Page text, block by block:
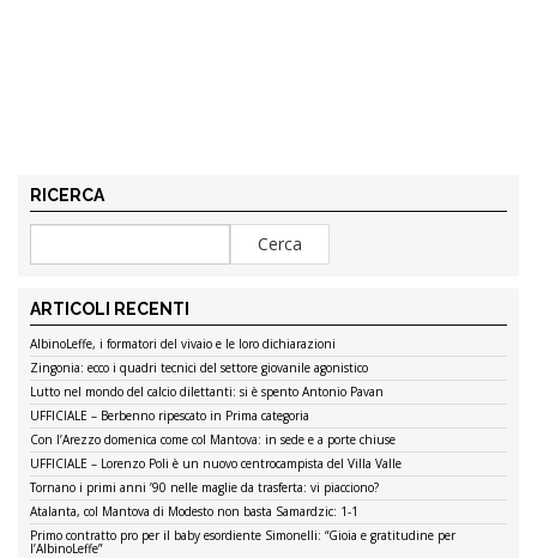
RICERCA
ARTICOLI RECENTI
AlbinoLeffe, i formatori del vivaio e le loro dichiarazioni
Zingonia: ecco i quadri tecnici del settore giovanile agonistico
Lutto nel mondo del calcio dilettanti: si è spento Antonio Pavan
UFFICIALE – Berbenno ripescato in Prima categoria
Con l’Arezzo domenica come col Mantova: in sede e a porte chiuse
UFFICIALE – Lorenzo Poli è un nuovo centrocampista del Villa Valle
Tornano i primi anni ’90 nelle maglie da trasferta: vi piacciono?
Atalanta, col Mantova di Modesto non basta Samardzic: 1-1
Primo contratto pro per il baby esordiente Simonelli: “Gioia e gratitudine per
l’AlbinoLeffe”